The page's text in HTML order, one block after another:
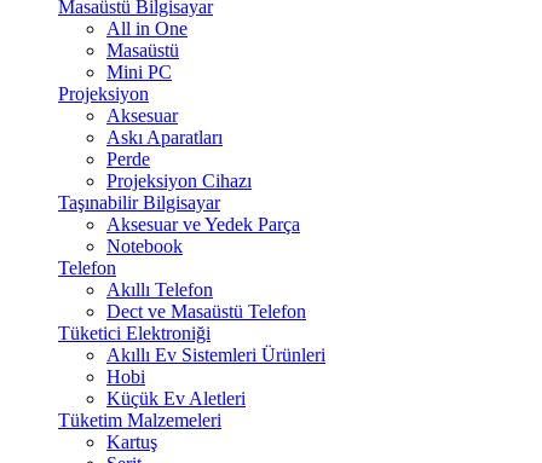
Masaüstü Bilgisayar
All in One
Masaüstü
Mini PC
Projeksiyon
Aksesuar
Askı Aparatları
Perde
Projeksiyon Cihazı
Taşınabilir Bilgisayar
Aksesuar ve Yedek Parça
Notebook
Telefon
Akıllı Telefon
Dect ve Masaüstü Telefon
Tüketici Elektroniği
Akıllı Ev Sistemleri Ürünleri
Hobi
Küçük Ev Aletleri
Tüketim Malzemeleri
Kartuş